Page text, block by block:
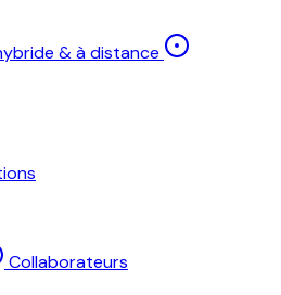
& à distance
Collaborateurs